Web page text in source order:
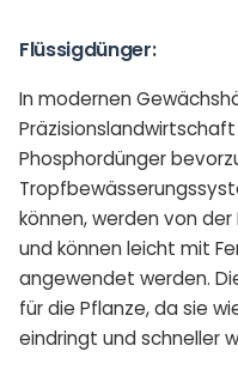
Flüssigdünger:
In modernen
Phosphordünger
können, werden von
und können leicht mit
angewendet werden.
für die Pflanze, da sie
eindringt und schneller